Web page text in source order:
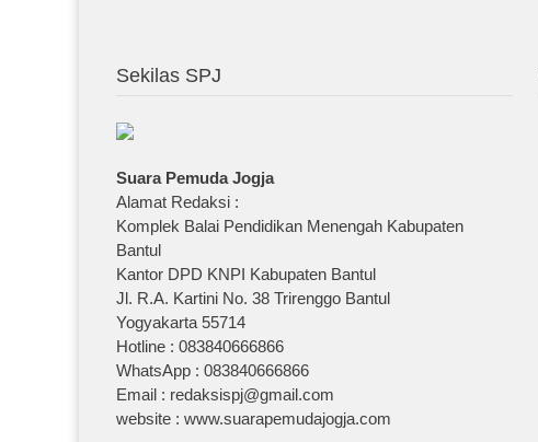
Sekilas SPJ
Suara Pemuda Jogja
Alamat Redaksi :
Komplek Balai Pendidikan Menengah Kabupaten
Bantul
Kantor DPD KNPI Kabupaten Bantul
Jl. R.A. Kartini No. 38 Trirenggo Bantul
Yogyakarta 55714
Hotline : 083840666866
WhatsApp : 083840666866
Email : redaksispj@gmail.com
website : www.suarapemudajogja.com